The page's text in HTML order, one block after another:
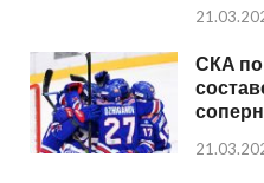
СКА